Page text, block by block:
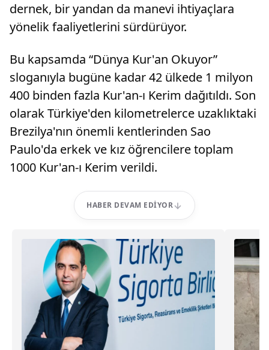
dernek, bir yandan da manevi ihtiyaçlara
yönelik faaliyetlerini sürdürüyor.
Bu kapsamda “Dünya Kur'an Okuyor”
sloganıyla bugüne kadar 42 ülkede 1 milyon
400 binden fazla Kur'an-ı Kerim dağıtıldı. Son
olarak Türkiye'den kilometrelerce uzaklıktaki
Brezilya'nın önemli kentlerinden Sao
Paulo'da erkek ve kız öğrencilere toplam
1000 Kur'an-ı Kerim verildi.
HABER DEVAM EDIYOR